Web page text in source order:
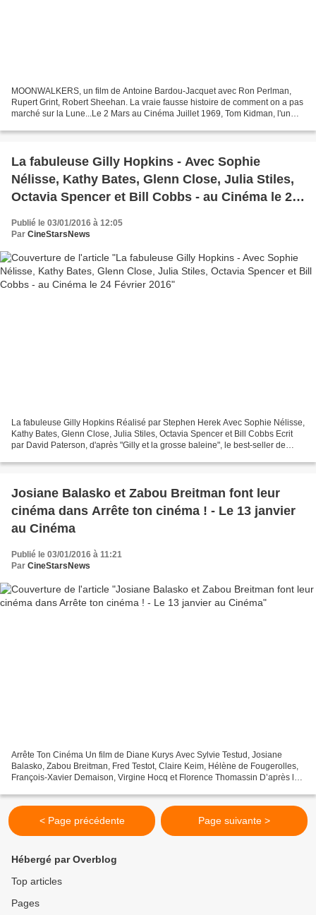
MOONWALKERS, un film de Antoine Bardou-Jacquet avec Ron Perlman,
Rupert Grint, Robert Sheehan. La vraie fausse histoire de comment on a pas
marché sur la Lune...Le 2 Mars au Cinéma Juillet 1969, Tom Kidman, l'un
La fabuleuse Gilly Hopkins - Avec Sophie
Nélisse, Kathy Bates, Glenn Close, Julia Stiles,
Octavia Spencer et Bill Cobbs - au Cinéma le 24
Publié le 03/01/2016 à 12:05
Par CineStarsNews
La fabuleuse Gilly Hopkins Réalisé par Stephen Herek Avec Sophie Nélisse,
Kathy Bates, Glenn Close, Julia Stiles, Octavia Spencer et Bill Cobbs Ecrit
par David Paterson, d'après "Gilly et la grosse baleine", le best-seller de
Josiane Balasko et Zabou Breitman font leur
cinéma dans Arrête ton cinéma ! - Le 13 janvier
au Cinéma
Publié le 03/01/2016 à 11:21
Par CineStarsNews
Arrête Ton Cinéma Un film de Diane Kurys Avec Sylvie Testud, Josiane
Balasko, Zabou Breitman, Fred Testot, Claire Keim, Hélène de Fougerolles,
François-Xavier Demaison, Virgine Hocq et Florence Thomassin D’après le
< Page précédente Page suivante >
Hébergé par Overblog
Top articles
Pages